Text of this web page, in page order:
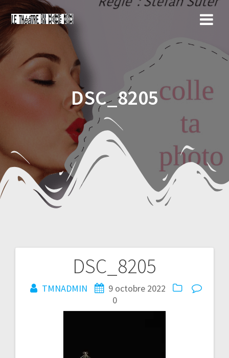
Skip
DSC_8205
DSC_8205
TMNADMIN
9 octobre 2022
0
Navigation
de
l’article